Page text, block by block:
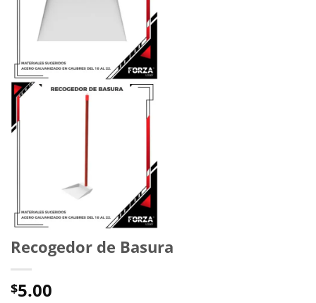
Recogedor de Basura
$5.00